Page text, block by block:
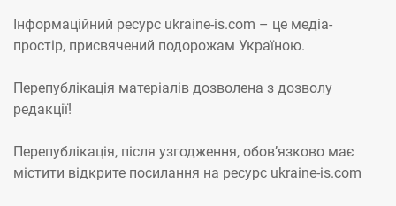
Інформаційний ресурс ukraine-is.com – це медіа-
простір, присвячений подорожам Україною.
Перепублікація матеріалів дозволена з дозволу
редакції!
Перепублікація, після узгодження, обов’язково має
містити відкрите посилання на ресурс ukraine-is.com